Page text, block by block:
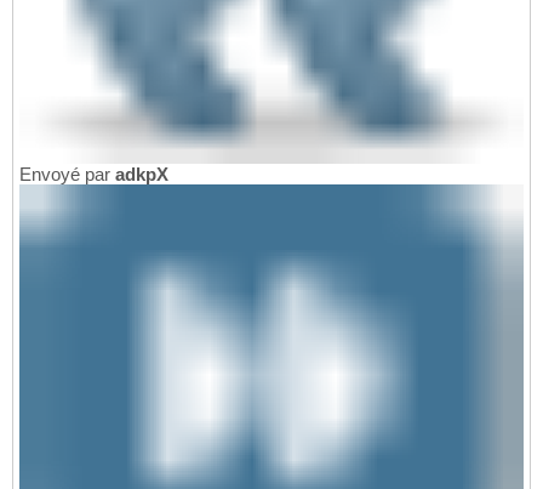
Envoyé par adkpX